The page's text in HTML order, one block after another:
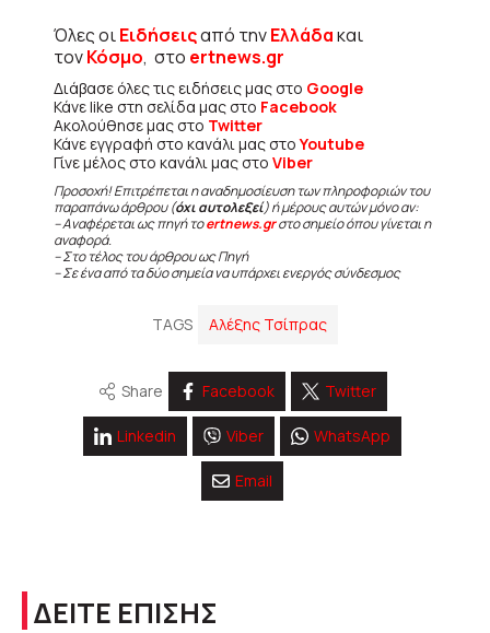
Όλες οιΕιδήσειςαπό τηνΕλλάδακαι
τονΚόσμο, στο ertnews.gr
Διάβασε όλες τις ειδήσεις μας στο Google
Κάνε like στη σελίδα μας στο Facebook
Ακολούθησε μας στο Twitter
Κάνε εγγραφή στο κανάλι μας στοYoutube
Γίνε μέλος στο κανάλι μας στο Viber
Προσοχή! Επιτρέπεται η αναδημοσίευση των πληροφοριών του
παραπάνω άρθρου (όχι αυτολεξεί) ή μέρους αυτών μόνο αν:
– Αναφέρεται ως πηγή τοertnews.grστο σημείο όπου γίνεται η
αναφορά.
– Στο τέλος του άρθρου ως Πηγή
– Σε ένα από τα δύο σημεία να υπάρχει ενεργός σύνδεσμος
TAGS Αλέξης Τσίπρας
Share Facebook Twitter
Linkedin Viber WhatsApp
Email
ΔΕΙΤΕ ΕΠΙΣΗΣ